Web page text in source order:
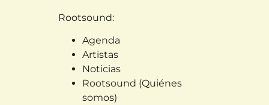
Rootsound:
Agenda
Artistas
Noticias
Rootsound (Quiénes
somos)